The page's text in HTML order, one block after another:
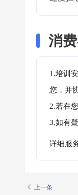
消
1.培训
您，并
2.若在
3.如有
详细服
上一条